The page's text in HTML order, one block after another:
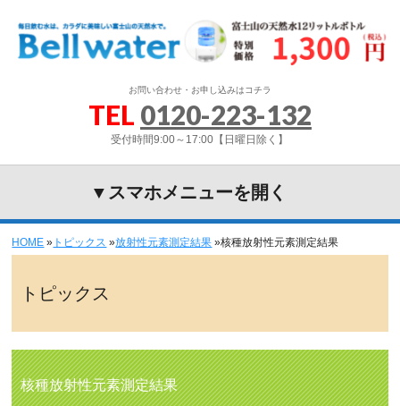
お問い合わせ・お申し込みはコチラ
TEL 0120-223-132
受付時間9:00～17:00【日曜日除く】
▼スマホメニューを開く
HOME » トピックス »放射性元素測定結果 »核種放射性元素測定結果
トピックス
核種放射性元素測定結果